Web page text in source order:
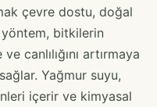
çevre dostu, doğal
bitkilerin
canlılığını artırmaya
Yağmur suyu,
içerir ve kimyasal